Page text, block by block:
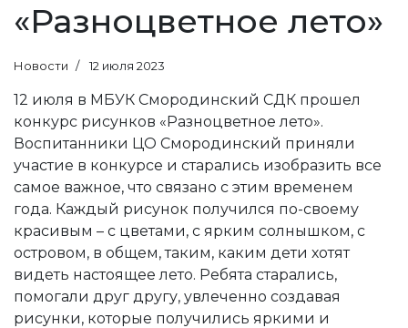
«Разноцветное лето»
Новости 12 июля 2023
12 июля в МБУК Смородинский СДК прошел
конкурс рисунков «Разноцветное лето».
Воспитанники ЦО Смородинский приняли
участие в конкурсе и старались изобразить все
самое важное, что связано с этим временем
года. Каждый рисунок получился по-своему
красивым – с цветами, с ярким солнышком, с
островом, в общем, таким, каким дети хотят
видеть настоящее лето. Ребята старались,
помогали друг другу, увлеченно создавая
рисунки, которые получились яркими и